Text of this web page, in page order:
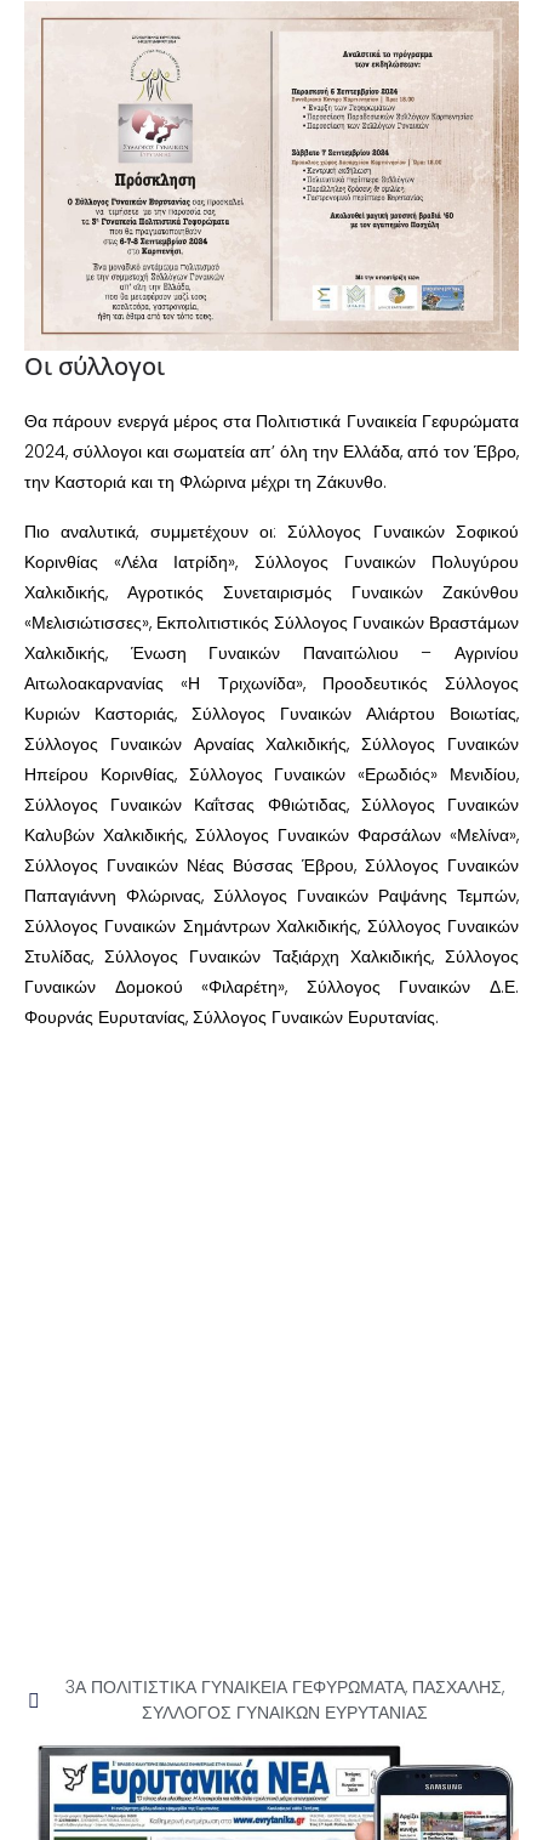
Οι σύλλογοι
Θα πάρουν ενεργά μέρος στα Πολιτιστικά Γυναικεία Γεφυρώματα
2024, σύλλογοι και σωματεία απ’ όλη την Ελλάδα, από τον Έβρο,
την Καστοριά και τη Φλώρινα μέχρι τη Ζάκυνθο.
Πιο αναλυτικά, συμμετέχουν οι: Σύλλογος Γυναικών Σοφικού
Κορινθίας «Λέλα Ιατρίδη», Σύλλογος Γυναικών Πολυγύρου
Χαλκιδικής, Αγροτικός Συνεταιρισμός Γυναικών Ζακύνθου
«Μελισιώτισσες», Εκπολιτιστικός Σύλλογος Γυναικών Βραστάμων
Χαλκιδικής, Ένωση Γυναικών Παναιτώλιου – Αγρινίου
Αιτωλοακαρνανίας «Η Τριχωνίδα», Προοδευτικός Σύλλογος
Κυριών Καστοριάς, Σύλλογος Γυναικών Αλιάρτου Βοιωτίας,
Σύλλογος Γυναικών Αρναίας Χαλκιδικής, Σύλλογος Γυναικών
Ηπείρου Κορινθίας, Σύλλογος Γυναικών «Ερωδιός» Μενιδίου,
Σύλλογος Γυναικών Καΐτσας Φθιώτιδας, Σύλλογος Γυναικών
Καλυβών Χαλκιδικής, Σύλλογος Γυναικών Φαρσάλων «Μελίνα»,
Σύλλογος Γυναικών Νέας Βύσσας Έβρου, Σύλλογος Γυναικών
Παπαγιάννη Φλώρινας, Σύλλογος Γυναικών Ραψάνης Τεμπών,
Σύλλογος Γυναικών Σημάντρων Χαλκιδικής, Σύλλογος Γυναικών
Στυλίδας, Σύλλογος Γυναικών Ταξιάρχη Χαλκιδικής, Σύλλογος
Γυναικών Δομοκού «Φιλαρέτη», Σύλλογος Γυναικών Δ.Ε.
Φουρνάς Ευρυτανίας, Σύλλογος Γυναικών Ευρυτανίας.
3Α ΠΟΛΙΤΙΣΤΙΚΑ ΓΥΝΑΙΚΕΙΑ ΓΕΦΥΡΩΜΑΤΑ, ΠΑΣΧΑΛΗΣ,
ΣΥΛΛΟΓΟΣ ΓΥΝΑΙΚΩΝ ΕΥΡΥΤΑΝΙΑΣ